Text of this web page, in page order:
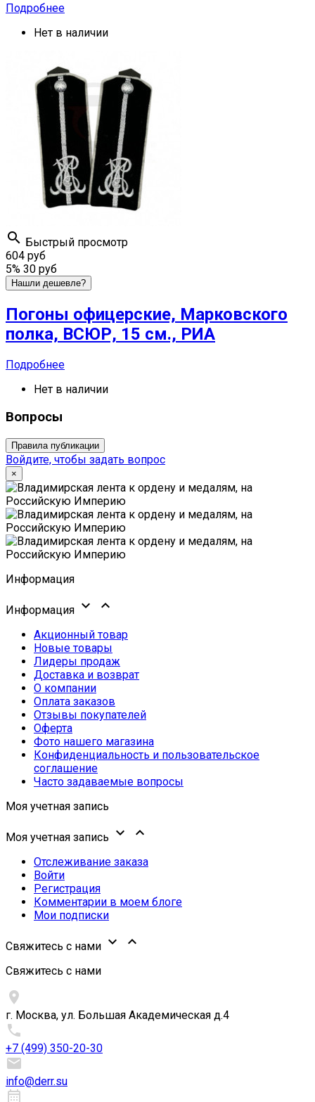
Подробнее
Нет в наличии
 Быстрый просмотр
604 руб
5% 30 руб
Нашли дешевле?
Погоны офицерские, Марковского
полка, ВСЮР, 15 см., РИА
Подробнее
Нет в наличии
Вопросы
Правила публикации
Войдите, чтобы задать вопрос
×
Информация
Информация  
Акционный товар
Новые товары
Лидеры продаж
Доставка и возврат
О компании
Оплата заказов
Отзывы покупателей
Оферта
Фото нашего магазина
Конфиденциальность и пользовательское
соглашение
Часто задаваемые вопросы
Моя учетная запись
Моя учетная запись  
Отслеживание заказа
Войти
Регистрация
Комментарии в моем блоге
Мои подписки
Свяжитесь с нами  
Свяжитесь с нами

г. Москва, ул. Большая Академическая д.4

+7 (499) 350-20-30

info@derr.su
calendar_month